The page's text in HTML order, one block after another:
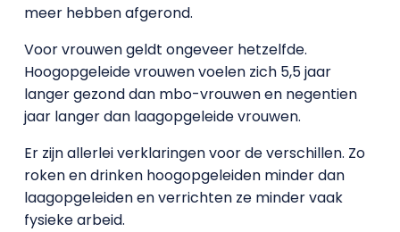
meer hebben afgerond.
Voor vrouwen geldt ongeveer hetzelfde.
Hoogopgeleide vrouwen voelen zich 5,5 jaar
langer gezond dan mbo-vrouwen en negentien
jaar langer dan laagopgeleide vrouwen.
Er zijn allerlei verklaringen voor de verschillen. Zo
roken en drinken hoogopgeleiden minder dan
laagopgeleiden en verrichten ze minder vaak
fysieke arbeid.